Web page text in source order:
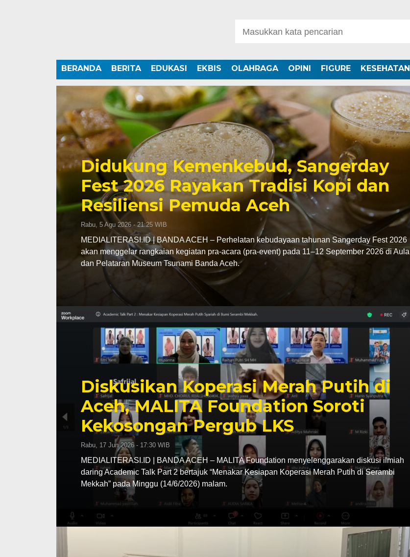
BERANDA BERITA EDUKASI EKBIS OLAHRAGA OPINI FIGURE KESEHATAN
Didukung Kemenkebud, Sangerday
Fest 2026 Rayakan Tradisi Kopi dan
Resiliensi Pemuda Aceh
Rabu, 5 Agu 2026 - 21:25 WIB
MEDIALITERASI.ID | BANDA ACEH – Perhelatan kebudayaan tahunan Sangerday Fest 2026
akan menggelar rangkaian kegiatan pra-acara (pra-event) pada 11–12 September 2026 di Aula
dan Pelataran Museum Tsunami Banda Aceh.
Diskusikan Koperasi Merah Putih di
Aceh, MALITA Foundation Soroti
Kekosongan Pergub LKS
Rabu, 17 Jun 2026 - 17:30 WIB
MEDIALITERASI.ID | BANDA ACEH – MALITA Foundation menyelenggarakan diskusi ilmiah
daring Academic Talk Part 2 bertajuk “Menakar Kesiapan Koperasi Merah Putih di Serambi
Mekkah” pada Minggu (14/6/2026) malam.